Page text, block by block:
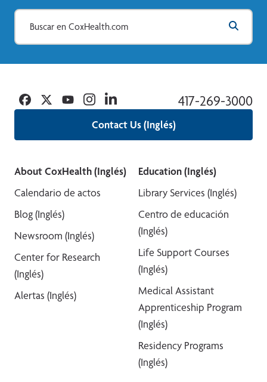
Contact Us (Inglés)
417-269-3000
Facebook
TwitterYouTubeInstagramLinkedin
About CoxHealth (Inglés)
Calendario de actos
Blog (Inglés)
Newsroom (Inglés)
Center for Research
(Inglés)
Alertas (Inglés)
Education (Inglés)
Library Services (Inglés)
Centro de educación
(Inglés)
Life Support Courses
(Inglés)
Medical Assistant
Apprenticeship Program
(Inglés)
Residency Programs
(Inglés)